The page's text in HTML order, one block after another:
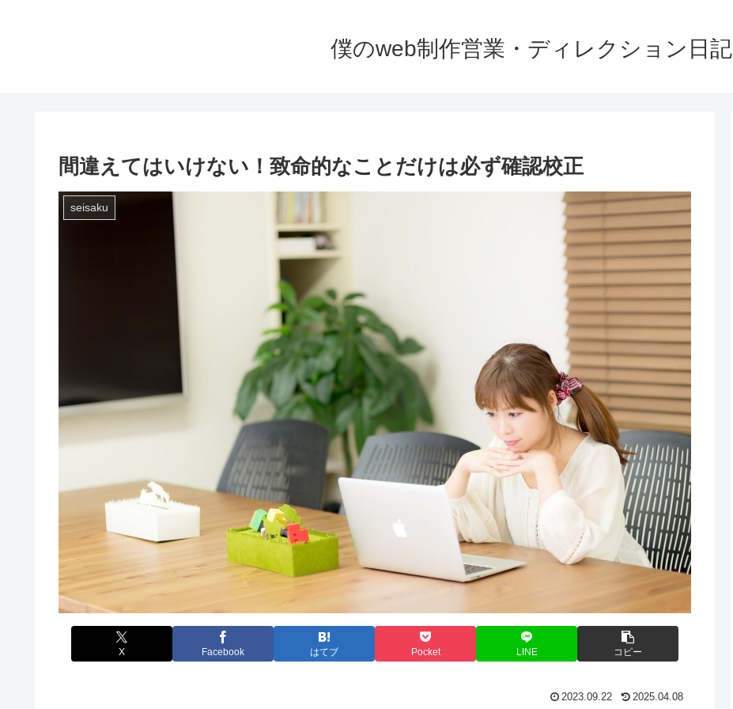
僕のweb制作営業・ディレクション日記
間違えてはいけない！致命的なことだけは必ず確認校正
seisaku
X Facebook はてブ Pocket LINE コピー
2023.09.22 2025.04.08